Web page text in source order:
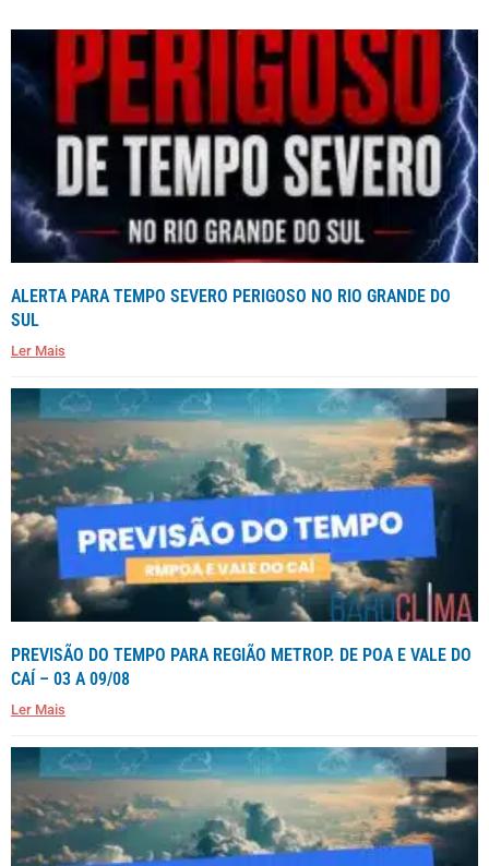
ALERTA PARA TEMPO SEVERO PERIGOSO NO RIO GRANDE DO
SUL
Ler Mais
PREVISÃO DO TEMPO PARA REGIÃO METROP. DE POA E VALE DO
CAÍ – 03 A 09/08
Ler Mais